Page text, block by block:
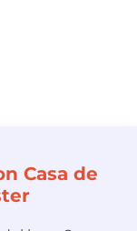
Casa de